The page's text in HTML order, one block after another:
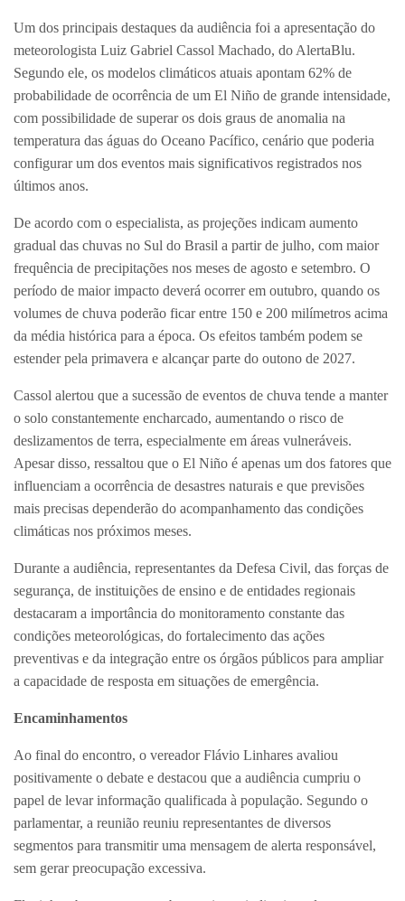
Um dos principais destaques da audiência foi a apresentação do
meteorologista Luiz Gabriel Cassol Machado, do AlertaBlu.
Segundo ele, os modelos climáticos atuais apontam 62% de
probabilidade de ocorrência de um El Niño de grande intensidade,
com possibilidade de superar os dois graus de anomalia na
temperatura das águas do Oceano Pacífico, cenário que poderia
configurar um dos eventos mais significativos registrados nos
últimos anos.
De acordo com o especialista, as projeções indicam aumento
gradual das chuvas no Sul do Brasil a partir de julho, com maior
frequência de precipitações nos meses de agosto e setembro. O
período de maior impacto deverá ocorrer em outubro, quando os
volumes de chuva poderão ficar entre 150 e 200 milímetros acima
da média histórica para a época. Os efeitos também podem se
estender pela primavera e alcançar parte do outono de 2027.
Cassol alertou que a sucessão de eventos de chuva tende a manter
o solo constantemente encharcado, aumentando o risco de
deslizamentos de terra, especialmente em áreas vulneráveis.
Apesar disso, ressaltou que o El Niño é apenas um dos fatores que
influenciam a ocorrência de desastres naturais e que previsões
mais precisas dependerão do acompanhamento das condições
climáticas nos próximos meses.
Durante a audiência, representantes da Defesa Civil, das forças de
segurança, de instituições de ensino e de entidades regionais
destacaram a importância do monitoramento constante das
condições meteorológicas, do fortalecimento das ações
preventivas e da integração entre os órgãos públicos para ampliar
a capacidade de resposta em situações de emergência.
Encaminhamentos
Ao final do encontro, o vereador Flávio Linhares avaliou
positivamente o debate e destacou que a audiência cumpriu o
papel de levar informação qualificada à população. Segundo o
parlamentar, a reunião reuniu representantes de diversos
segmentos para transmitir uma mensagem de alerta responsável,
sem gerar preocupação excessiva.